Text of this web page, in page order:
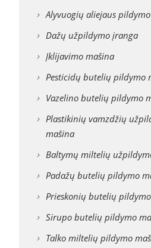
Alyvuogių aliejaus
Dažų užpildymo įranga
Įklijavimo mašina
Pesticidų butelių pildymo
Vazelino butelių pildymo
Plastikinių vamzdžių
mašina
Baltymų miltelių
Padažų butelių pildymo
Prieskonių butelių
Sirupo butelių pildymo
Talko miltelių pildymo